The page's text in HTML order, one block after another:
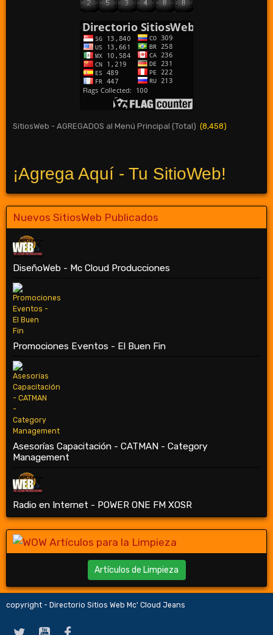
SitiosWeb - AGREGADOS al Menú Principal (Total) (8,458)
¡Agrega Aquí - Tu SitioWeb!
Nuevos SitiosWeb Publicados
DiseñoWeb - Mc Cloud Producciones
Promociones Eventos - El Buen Fin
Asesorías Capacitación - CATMAN - Category
Management
Radio en Internet - POWER ONE FM XOSR
Artículos de Limpieza
copyright - Directorio Sitios Web Mc' Cloud Jeans